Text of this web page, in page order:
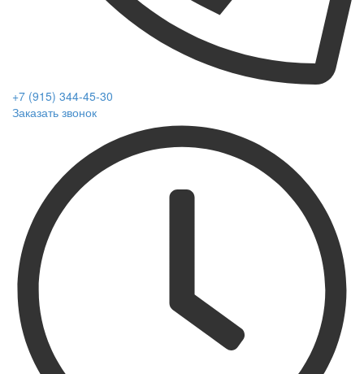
+7 (915) 344-45-30
Заказать звонок